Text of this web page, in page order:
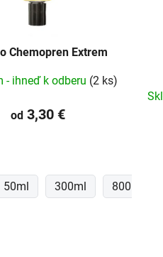
Chemopren Extrem
- ihneď k odberu (2 ks)
od 3,30 €
50ml 300ml 800ml